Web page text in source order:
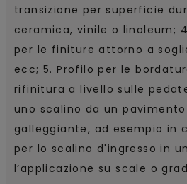
transizione per superficie
ceramica, vinile o linoleum;
per le finiture attorno a
ecc; 5. Profilo per le
rifinitura a livello sulle
uno scalino da un
galleggiante, ad esempio in
per lo scalino d'ingresso in
l’applicazione su scale o